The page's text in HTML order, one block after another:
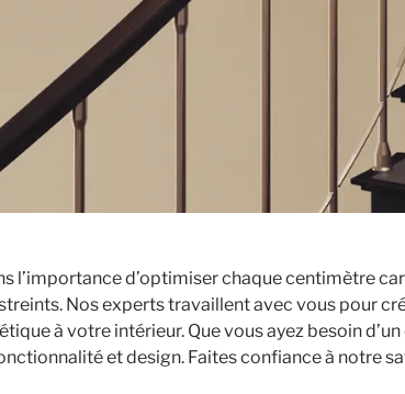
l’importance d’optimiser chaque centimètre
Nos experts travaillent avec vous pour
à votre intérieur. Que vous ayez besoin
et design. Faites confiance à notre